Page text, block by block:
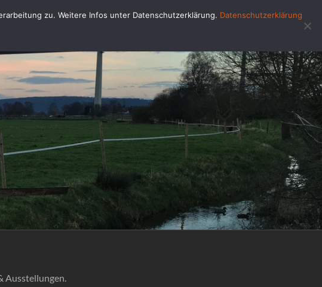
Ausstellungen.
zu. Weitere Infos unter Datenschutzerklärung. Datenschutzerklärung